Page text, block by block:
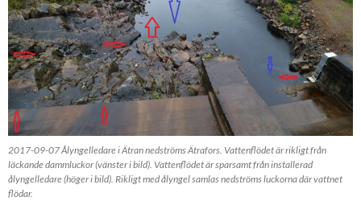
2017-09-07 Ålyngelledare i Ätran nedströms Ätrafors. Vattenflödet är rikligt från
läckande dammluckor (vänster i bild). Vattenflödet är sparsamt från installerad
ålyngelledare (höger i bild). Rikligt med ålyngel samlas nedströms luckorna där vattnet
flödar.